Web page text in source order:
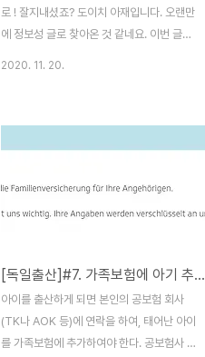
Deutschland 시험결과로 대체가 가능하다.
Leben in..
로 ! 잘지내셨죠? 도이치 아재입니다. 오랜만
에 정보성 글로 찾아온 것 같네요. 이번 글은
Überwachungsveriein의 약자며, 기술감
독협회(?)로 번역할 수 있을 것 같습니다. 이
인 결함이 있는지, 안전한지 등을 법적인 기
준으로 평가하는 곳입니다. 기준을 충족시키
면 자동차 번호판에 스티커를 붙여주는데, 이
는 2..
2020. 11. 20.
[독일출산]#7. 가족보험에 아기 추가로 등록하기
아이를 출산하게 되면 본인의 공보험 회사
(TK나 AOK 등)에 연락을 하여, 태어난 아이
를 가족보험에 추가하여야 한다. 공보험사 홈